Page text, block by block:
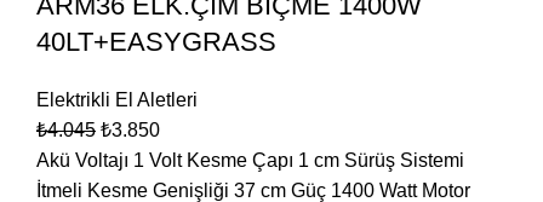
40LT+EASYGRASS
Elektrikli El Aletleri
₺4.045 ₺3.850
Akü Voltajı 1 Volt Kesme Çapı 1 cm Sürüş Sistemi
İtmeli Kesme Genişliği 37 cm Güç 1400 Watt Motor